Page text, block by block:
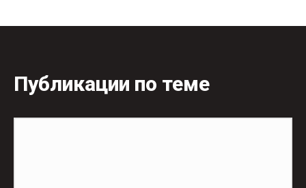
Публикации по теме